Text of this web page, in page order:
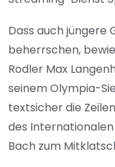
Dass auch jüngere
beherrschen,
Rodler Max
seinem Olympia-
textsicher die
des
Bach zum